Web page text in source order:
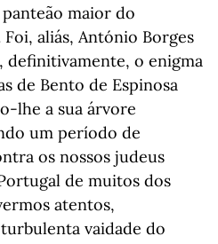
maior do
aliás, António Borges
definitivamente, o enigma
de Bento de Espinosa
lhe a sua árvore
um período de
os nossos judeus
de muitos dos
atentos,
vaidade do